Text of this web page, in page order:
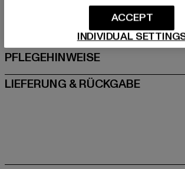
GRÖSSE & PASSFORM
PFLEGEHINWEISE
LIEFERUNG & RÜCKGABE
INDIVIDUAL
ACCEPT